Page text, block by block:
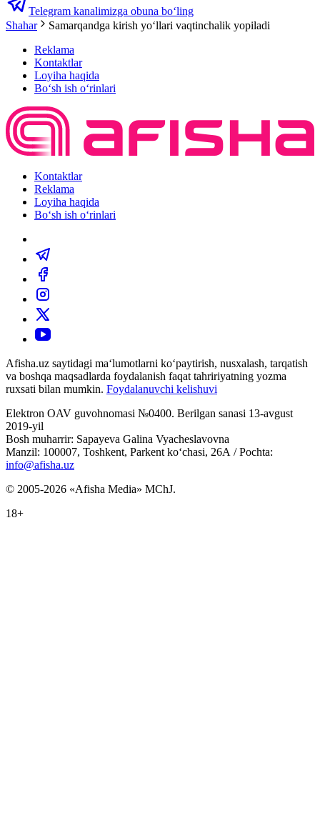
Telegram kanalimizga obuna bo‘ling
Shahar
Samarqandga kirish yoʻllari vaqtinchalik yopiladi
Reklama
Kontaktlar
Loyiha haqida
Bo‘sh ish o‘rinlari
Kontaktlar
Reklama
Loyiha haqida
Bo‘sh ish o‘rinlari
Afisha.uz saytidagi ma‘lumotlarni ko‘paytirish, nusxalash, tarqatish
va boshqa maqsadlarda foydalanish faqat tahririyatning yozma
ruxsati bilan mumkin. Foydalanuvchi kelishuvi
Elektron OAV guvohnomasi №0400. Berilgan sanasi 13-avgust
2019-yil
Bosh muharrir: Sapayeva Galina Vyacheslavovna
Manzil: 100007, Toshkent, Parkent ko‘chasi, 26А / Pochta:
info@afisha.uz
© 2005-2026 «Afisha Media» MChJ.
18+